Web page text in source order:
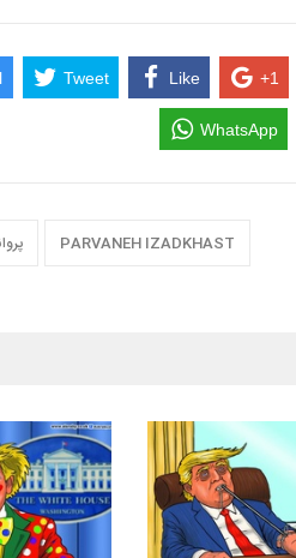
Tweet Like +1
WhatsApp
PARVANEH IZADKHAST